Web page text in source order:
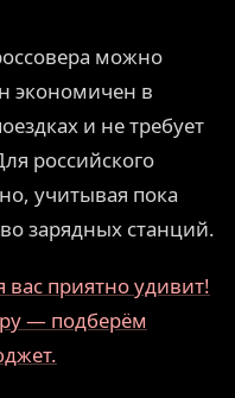
можно
экономичен в
и не требует
российского
учитывая пока
зарядных станций.
приятно удивит!
— подберём